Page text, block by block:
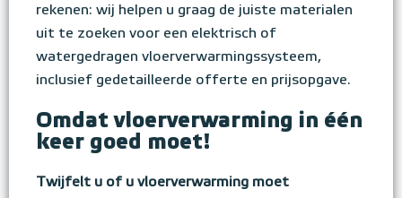
rekenen: wij helpen u graag de juiste materialen
uit te zoeken voor een elektrisch of
watergedragen vloerverwarmingssysteem,
inclusief gedetailleerde offerte en prijsopgave.
Omdat vloerverwarming in één
keer goed moet!
Twijfelt u of u vloerverwarming moet